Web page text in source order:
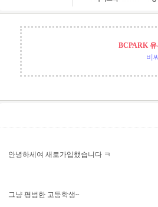
BCPARK
비
안녕하세여 새로가입했습니다 ㅋ
그냥 평범한 고등학생~